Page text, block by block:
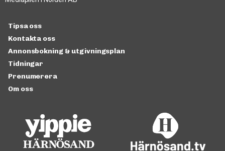
Tipsa oss
Kontakta oss
Annonsbokning & utgivningsplan
Tidningar
Prenumerera
Om oss